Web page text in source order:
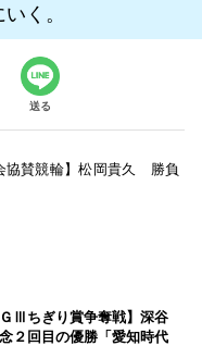
く。
送る
協賛競輪】松岡貴久 勝負
ＧⅢちぎり賞争奪戦】深谷
２回目の優勝「愛知時代